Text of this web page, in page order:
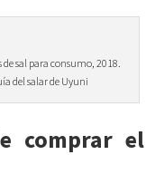
sal para consumo, 2018.
del salar de Uyuni
comprar el